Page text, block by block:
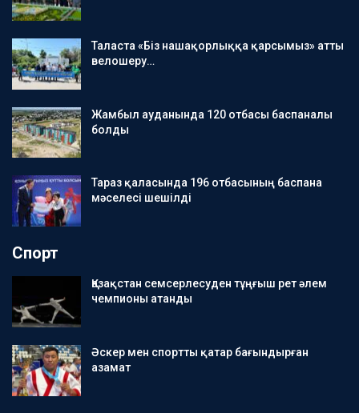
Таласта «Біз нашақорлыққа қарсымыз» атты
велошеру…
Жамбыл ауданында 120 отбасы баспаналы
болды
Тараз қаласында 196 отбасының баспана
мәселесі шешілді
Спорт
Қазақстан семсерлесуден тұңғыш рет әлем
чемпионы атанды
Әскер мен спортты қатар бағындырған
азамат